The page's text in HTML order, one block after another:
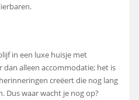
in een luxe huisje met
dan alleen accommodatie; het is
creëert die nog lang
Dus waar wacht je nog op?